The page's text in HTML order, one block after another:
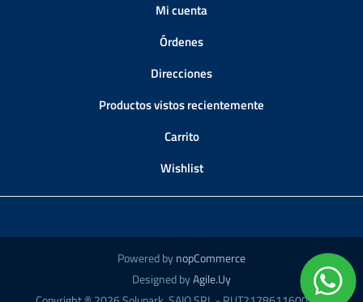
Mi cuenta
Órdenes
Direcciones
Productos vistos recientemente
Carrito
Wishlist
Powered bynopCommerce
Designed byAgile.Uy